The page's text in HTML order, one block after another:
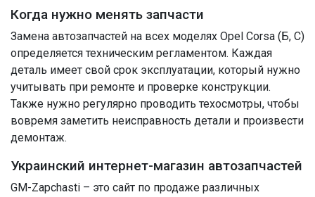
Когда нужно менять запчасти
Замена автозапчастей на всех моделях Opel Corsa (Б, С)
определяется техническим регламентом. Каждая
деталь имеет свой срок эксплуатации, который нужно
учитывать при ремонте и проверке конструкции.
Также нужно регулярно проводить техосмотры, чтобы
вовремя заметить неисправность детали и произвести
демонтаж.
Украинский интернет-магазин автозапчастей
GM-Zapchasti – это сайт по продаже различных